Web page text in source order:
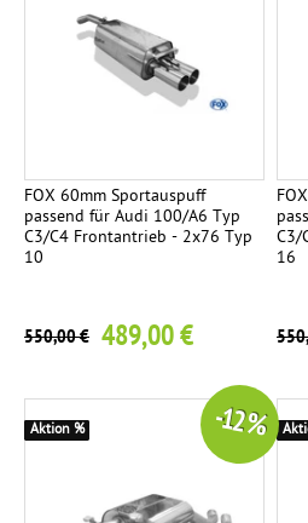
FOX 60mm Sportauspuff
passend für Audi 100/A6 Typ
C3/C4 Frontantrieb - 2x76 Typ
10
550,00 € 489,00 €
C3/
16
-12 %
Aktion %